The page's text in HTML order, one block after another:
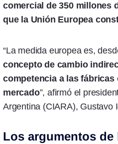
comercial de 350 millones
que la Unión Europea
“La medida europea es,
concepto de cambio
competencia a las
mercado”, afirmó el
Argentina (CIARA), Gustavo
Los argumentos de